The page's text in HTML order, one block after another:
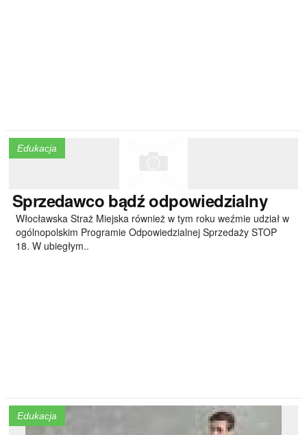
Edukacja
Sprzedawco bądź odpowiedzialny
Włocławska Straż Miejska również w tym roku weźmie udział w
ogólnopolskim Programie Odpowiedzialnej Sprzedaży STOP
18. W ubiegłym..
Edukacja